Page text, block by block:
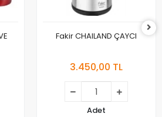
Fakir CHAILAND ÇAYCI
3.450,00 TL
Adet